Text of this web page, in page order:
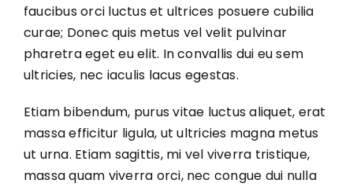
faucibus orci luctus et ultrices posuere cubilia
curae; Donec quis metus vel velit pulvinar
pharetra eget eu elit. In convallis dui eu sem
ultricies, nec iaculis lacus egestas.
Etiam bibendum, purus vitae luctus aliquet, erat
massa efficitur ligula, ut ultricies magna metus
ut urna. Etiam sagittis, mi vel viverra tristique,
massa quam viverra orci, nec congue dui nulla